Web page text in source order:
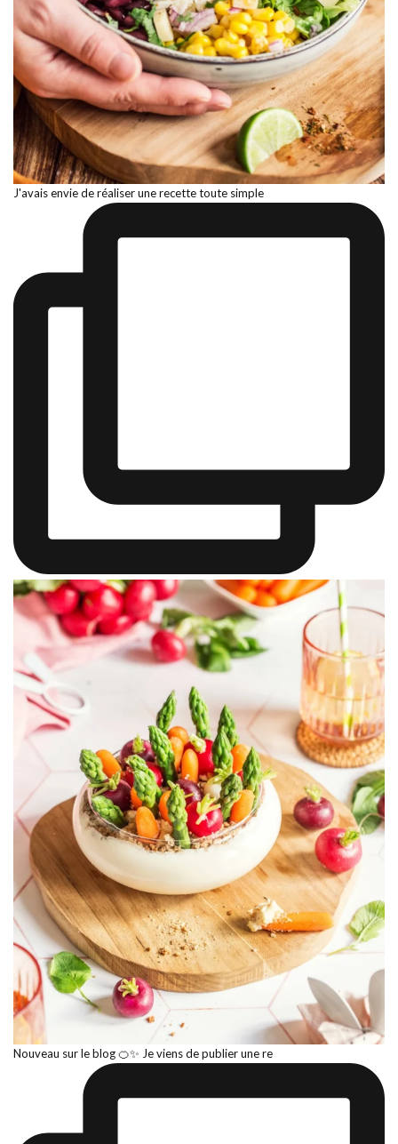
J'avais envie de réaliser une recette toute simple
Nouveau sur le blog 🍊✨ Je viens de publier une re